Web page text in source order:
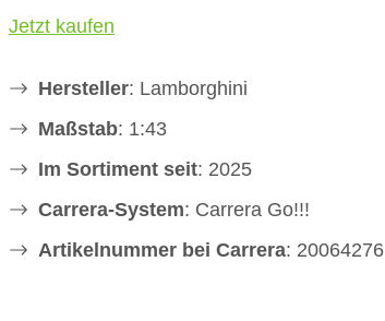
Jetzt kaufen
Hersteller: Lamborghini
Maßstab: 1:43
Im Sortiment seit: 2025
Carrera-System: Carrera Go!!!
Artikelnummer bei Carrera: 20064276